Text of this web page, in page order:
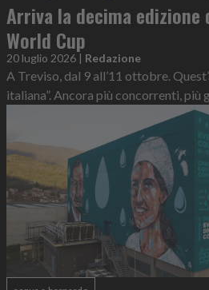
Arriva la decima edizione
World Cup
20 luglio 2026 | Redazione
A Treviso, dal 9 all’11 ottobre.
italiana”. Ancora più concorrenti, più